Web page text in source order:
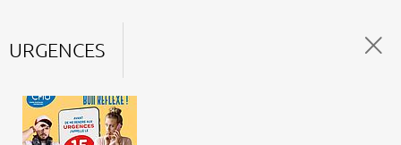
URGENCES